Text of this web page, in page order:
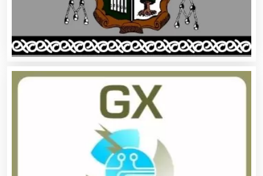
Asesores Técnicos
Asesoría Fiscal
Asociaciones Civiles